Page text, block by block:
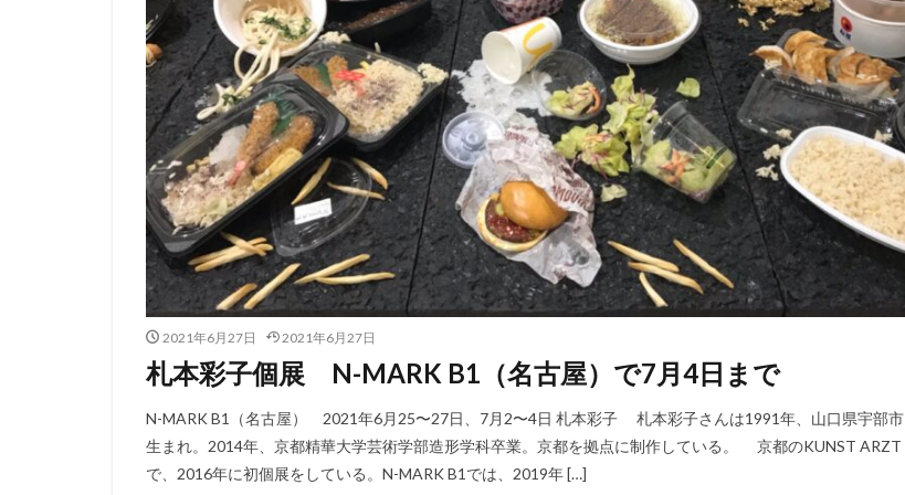
2021年6月27日 2021年6月27日
札本彩子個展 N-MARK B1（名古屋）で7月4日まで
N-MARK B1（名古屋） 2021年6月25〜27日、7月2〜4日 札本彩子 札本彩子さんは1991年、山口県宇部市
生まれ。2014年、京都精華大学芸術学部造形学科卒業。京都を拠点に制作している。 京都のKUNST ARZT
で、2016年に初個展をしている。N-MARK B1では、2019年 […]